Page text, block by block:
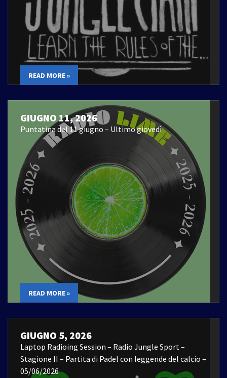
READ MORE »
GIUGNO 11, 2026
Puntatina del 11 giugno – Ultimo giovedì
READ MORE »
GIUGNO 5, 2026
Laptop Radioing Session – Radio Jungle Sport –
Stagione II – Partita di Padel con leggende del calcio –
05/06/2026